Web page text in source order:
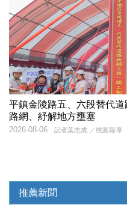
平鎮金陵路五、六段替代
路網、紓解地方壅塞
記者葉志成 ／桃園報導
2026-08-06
推薦新聞